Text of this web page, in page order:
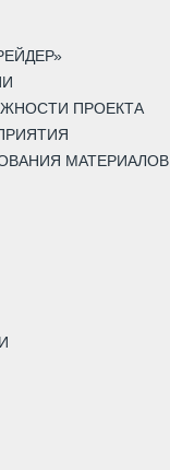
ПРОЕКТА
МАТЕРИАЛОВ